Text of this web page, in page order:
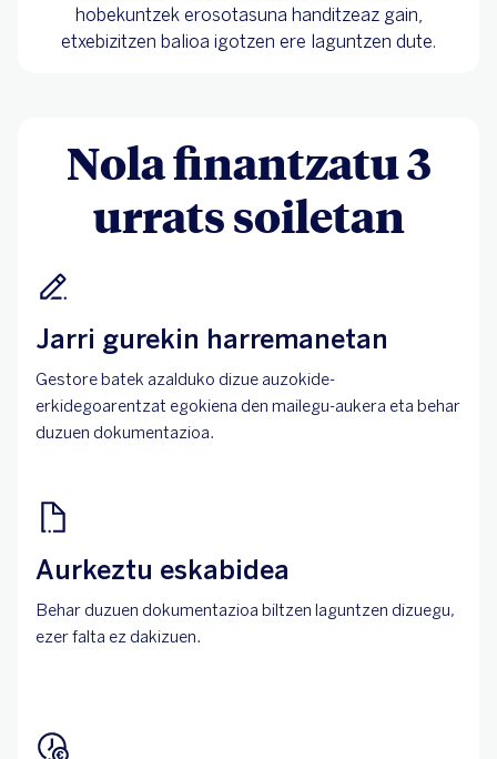
hobekuntzek erosotasuna handitzeaz gain,
etxebizitzen balioa igotzen ere laguntzen dute.
Nola finantzatu 3
urrats soiletan
Jarri gurekin harremanetan
Gestore batek azalduko dizue auzokide-
erkidegoarentzat egokiena den mailegu-aukera eta behar
duzuen dokumentazioa.
Aurkeztu eskabidea
Behar duzuen dokumentazioa biltzen laguntzen dizuegu,
ezer falta ez dakizuen.